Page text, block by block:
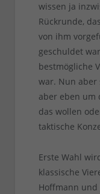
wissen ja
Rückrunde,
von ihm
geschuldet
bestmögliche
war. Nun aber
aber eben um
das wollen
taktische
Erste Wahl
klassische
Hoffmann